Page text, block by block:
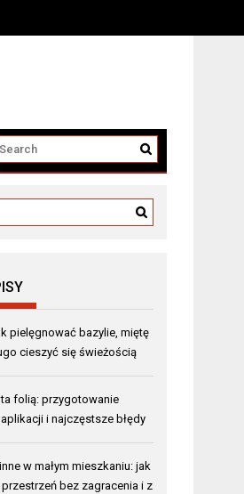
pielęgnować bazylie, miętę
cieszyć się świeżością
folią: przygotowanie
i najczęstsze błędy
w małym mieszkaniu: jak
bez zagracenia i z